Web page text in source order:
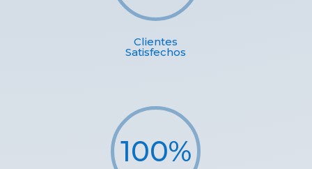
Clientes
Satisfechos
100%